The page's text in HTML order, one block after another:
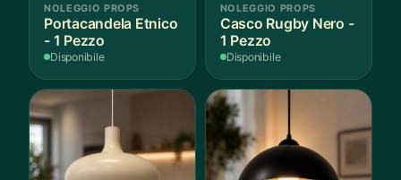
NOLEGGIO PROPS
Portacandela Etnico
- 1 Pezzo
Disponibile
NOLEGGIO PROPS
Casco Rugby Nero -
1 Pezzo
Disponibile